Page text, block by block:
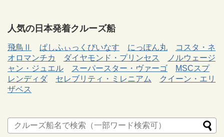
人気の日本発着クルーズ船
飛鳥Ⅱ ぱしふぃっくびいなす にっぽん丸
コスタ・ネ
オロマンチカ
ダイヤモンド・プリンセス
ノルウェージ
ャン・ジュエル
スーパースター・ヴァーゴ
MSCスプ
レンディダ
セレブリティ・ミレニアム
クイーン・エリ
ザベス